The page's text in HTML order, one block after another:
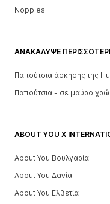
Noppies
ΑΝΑΚΆΛΥΨΕ
Παπούτσια άσκησης της
Παπούτσια - σε μαύρο
ABOUT YOU X
About You Βουλγαρία
About You Δανία
About You Ελβετία